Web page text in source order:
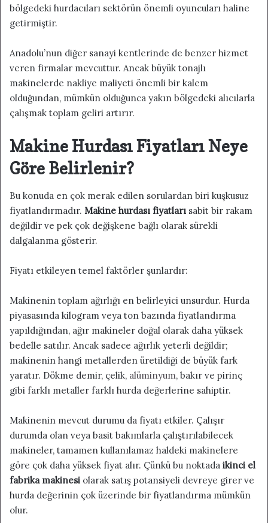
bölgedeki hurdacıları sektörün önemli oyuncuları haline
getirmiştir.
Anadolu’nun diğer sanayi kentlerinde de benzer hizmet
veren firmalar mevcuttur. Ancak büyük tonajlı
makinelerde nakliye maliyeti önemli bir kalem
olduğundan, mümkün olduğunca yakın bölgedeki alıcılarla
çalışmak toplam geliri artırır.
Makine Hurdası Fiyatları Neye
Göre Belirlenir?
Bu konuda en çok merak edilen sorulardan biri kuşkusuz
fiyatlandırmadır. Makine hurdası fiyatları sabit bir rakam
değildir ve pek çok değişkene bağlı olarak sürekli
dalgalanma gösterir.
Fiyatı etkileyen temel faktörler şunlardır:
Makinenin toplam ağırlığı en belirleyici unsurdur. Hurda
piyasasında kilogram veya ton bazında fiyatlandırma
yapıldığından, ağır makineler doğal olarak daha yüksek
bedelle satılır. Ancak sadece ağırlık yeterli değildir;
makinenin hangi metallerden üretildiği de büyük fark
yaratır. Dökme demir, çelik, alüminyum, bakır ve pirinç
gibi farklı metaller farklı hurda değerlerine sahiptir.
Makinenin mevcut durumu da fiyatı etkiler. Çalışır
durumda olan veya basit bakımlarla çalıştırılabilecek
makineler, tamamen kullanılamaz haldeki makinelere
göre çok daha yüksek fiyat alır. Çünkü bu noktada ikinci el
fabrika makinesi olarak satış potansiyeli devreye girer ve
hurda değerinin çok üzerinde bir fiyatlandırma mümkün
olur.